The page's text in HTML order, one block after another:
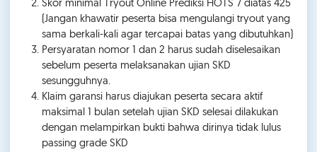
Skor minimal Tryout Online Prediksi HOTS 7 diatas 425
(Jangan khawatir peserta bisa mengulangi tryout yang
sama berkali-kali agar tercapai batas yang dibutuhkan)
Persyaratan nomor 1 dan 2 harus sudah diselesaikan
sebelum peserta melaksanakan ujian SKD
sesungguhnya.
Klaim garansi harus diajukan peserta secara aktif
maksimal 1 bulan setelah ujian SKD selesai dilakukan
dengan melampirkan bukti bahwa dirinya tidak lulus
passing grade SKD